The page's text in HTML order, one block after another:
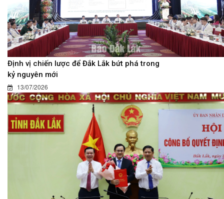
Định vị chiến lược để Đắk Lắk bứt phá trong
kỷ nguyên mới
13/07/2026